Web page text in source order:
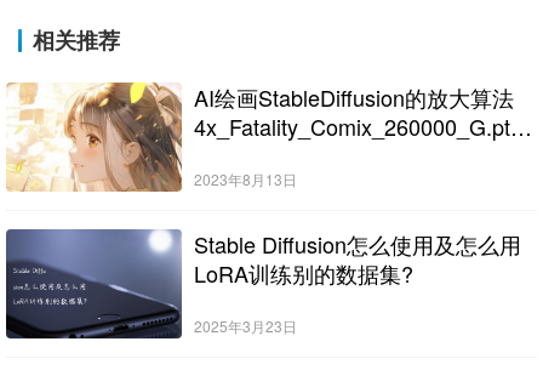
相关推荐
AI绘画StableDiffusion的放大算法
4x_Fatality_Comix_260000_G.pth
2023年8月13日
Stable Diffusion怎么使用及怎么用
LoRA训练别的数据集?
2025年3月23日